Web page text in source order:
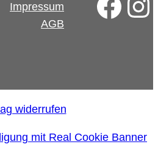
Impressum
AGB
widerrufen
mit Real Cookie Banner